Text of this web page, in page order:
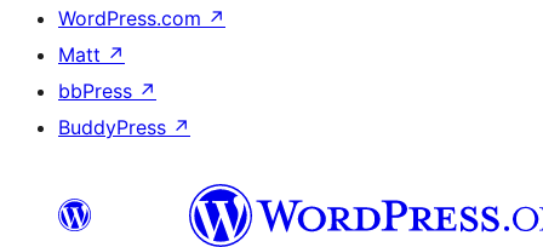
WordPress.com ↗
Matt ↗
bbPress ↗
BuddyPress ↗